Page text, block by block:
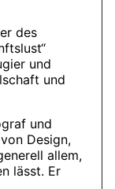
des
und
und
und
Design,
allem,
lässt. Er